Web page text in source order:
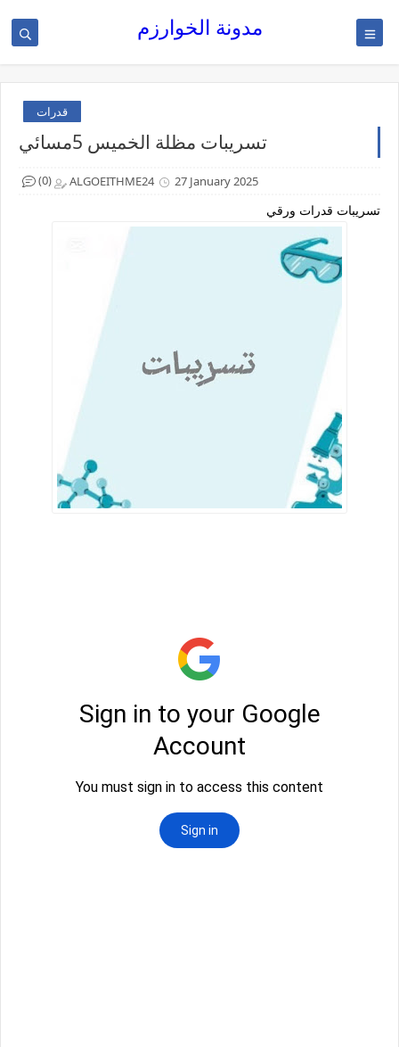
مدونة الخوارزم
قدرات
تسريبات مظلة الخميس 5مسائي
ALGOEITHME24 27 January 2025
(0)
تسريبات قدرات ورقي